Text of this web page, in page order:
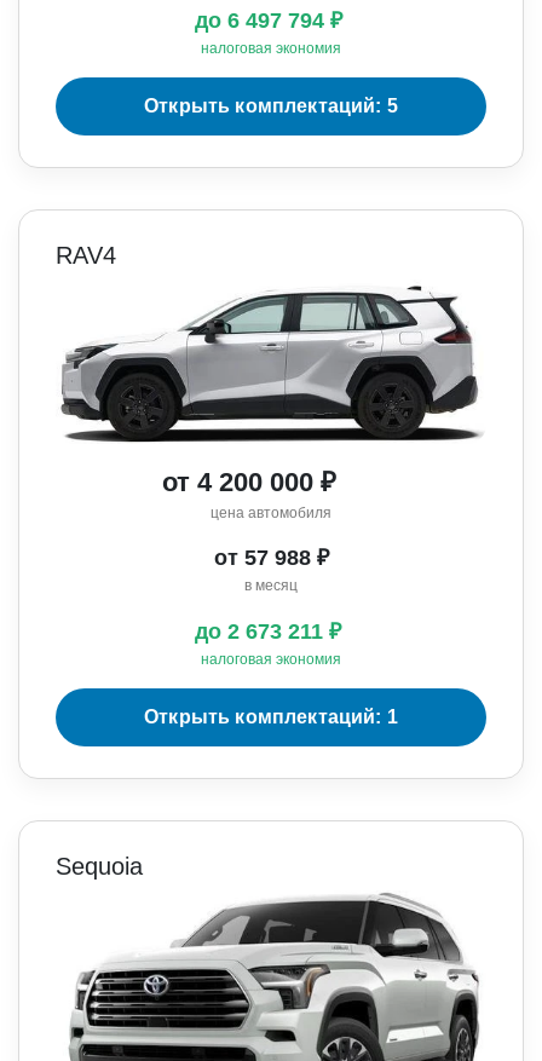
до 6 497 794 ₽
налоговая экономия
Открыть комплектаций: 5
RAV4
от 4 200 000 ₽
цена автомобиля
от 57 988 ₽
в месяц
до 2 673 211 ₽
налоговая экономия
Открыть комплектаций: 1
Sequoia